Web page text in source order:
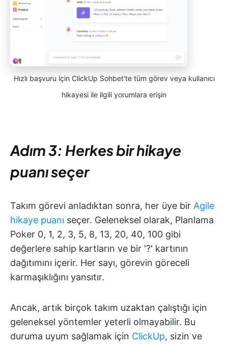
Hızlı başvuru için ClickUp Sohbet'te tüm görev veya kullanıcı
hikayesi ile ilgili yorumlara erişin
Adım 3: Herkes bir hikaye
puanı seçer
Takım görevi anladıktan sonra, her üye bir Agile
hikaye puanı seçer. Geleneksel olarak, Planlama
Poker 0, 1, 2, 3, 5, 8, 13, 20, 40, 100 gibi
değerlere sahip kartların ve bir '?' kartının
dağıtımını içerir. Her sayı, görevin göreceli
karmaşıklığını yansıtır.
Ancak, artık birçok takım uzaktan çalıştığı için
geleneksel yöntemler yeterli olmayabilir. Bu
duruma uyum sağlamak için ClickUp, sizin ve